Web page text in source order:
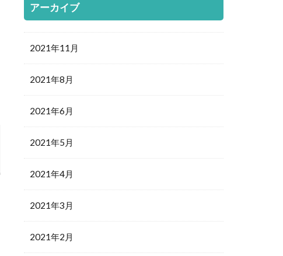
アーカイブ
2021年11月
2021年8月
2021年6月
2021年5月
2021年4月
2021年3月
2021年2月